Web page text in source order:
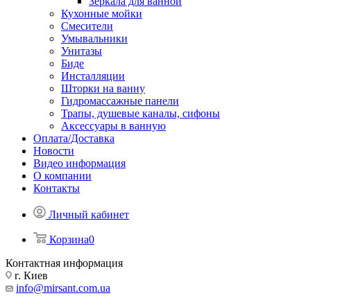
Кухонные мойки
Смесители
Умывальники
Унитазы
Биде
Инсталляции
Шторки на ванну
Гидромассажные панели
Трапы, душевые каналы, сифоны
Аксессуары в ванную
Оплата/Доставка
Новости
Видео информация
О компании
Контакты
Личный кабинет
Корзина0
Контактная информация
г. Киев
info@mirsant.com.ua